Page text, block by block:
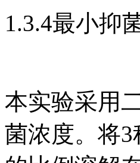
1.3.4最小抑
本实验采用
菌浓度。将3